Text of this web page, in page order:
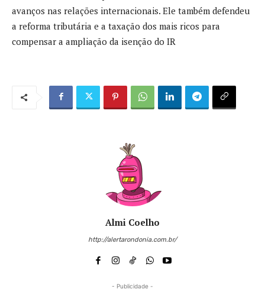
avanços nas relações internacionais. Ele também defendeu
a reforma tributária e a taxação dos mais ricos para
compensar a ampliação da isenção do IR
Almi Coelho
http://alertarondonia.com.br/
- Publicidade -